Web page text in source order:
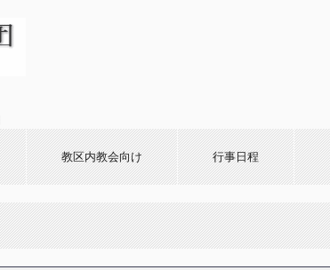
教区内教会向け 行事日程